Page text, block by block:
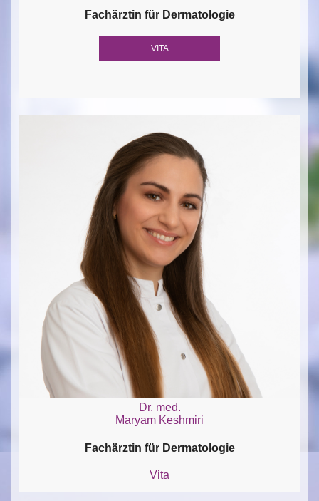
Fachärztin für Dermatologie
VITA
Dr. med.
Maryam Keshmiri
Fachärztin für Dermatologie
Vita